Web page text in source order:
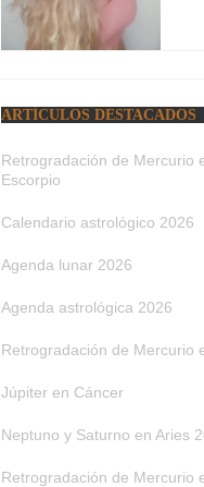
ARTÍCULOS DESTACADOS
Retrogradación de Mercurio
Escorpio
Calendario astrológico 2026
Agenda lunar 2026
Agenda astrológica 2026
Retrogradación de Mercurio
Júpiter en Cáncer
Neptuno y Saturno en Aries
Retrogradación de Mercurio